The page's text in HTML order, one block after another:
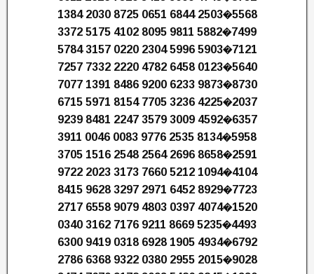
1384 2030 8725 0651 6844 2503�5568
3372 5175 4102 8095 9811 5882�7499
5784 3157 0220 2304 5996 5903�7121
7257 7332 2220 4782 6458 0123�5640
7077 1391 8486 9200 6233 9873�8730
6715 5971 8154 7705 3236 4225�2037
9239 8481 2247 3579 3009 4592�6357
3911 0046 0083 9776 2535 8134�5958
3705 1516 2548 2564 2696 8658�2591
9722 2023 3173 7660 5212 1094�4104
8415 9628 3297 2971 6452 8929�7723
2717 6558 9079 4803 0397 4074�1520
0340 3162 7176 9211 8669 5235�4493
6300 9419 0318 6928 1905 4934�6792
2786 6368 9322 0380 2955 2015�9028